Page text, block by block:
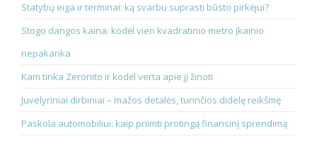
Statybų eiga ir terminai: ką svarbu suprasti būsto pirkėjui?
Stogo dangos kaina: kodėl vien kvadratinio metro įkainio
nepakanka
Kam tinka Zeronito ir kodėl verta apie jį žinoti
Juvelyriniai dirbiniai – mažos detalės, turinčios didelę reikšmę
Paskola automobiliui: kaip priimti protingą finansinį sprendimą